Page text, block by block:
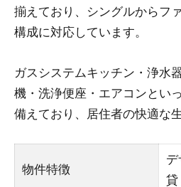
揃えており、シングルからフ
構成に対応しています。
ガスシステムキッチン・浄水
機・洗浄便座・エアコンとい
備えており、居住者の快適な
物件特徴
貸